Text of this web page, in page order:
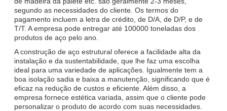
segundo as necessidades do cliente. Os termos do
pagamento incluem a letra de crédito, de D/A, de D/P, e de
T/T. A empresa pode entregar até 100000 toneladas dos
produtos de aço pelo ano.
A construção de aço estrutural oferece a facilidade alta da
instalação e da sustentabilidade, que lhe faz uma escolha
ideal para uma variedade de aplicações. Igualmente tem a
boa isolação sadia e baixa a manutenção, significando que é
eficaz na redução de custos e eficiente. Além disso, a
empresa fornece estética variada, assim que o cliente pode
personalizar o produto de acordo com suas necessidades.